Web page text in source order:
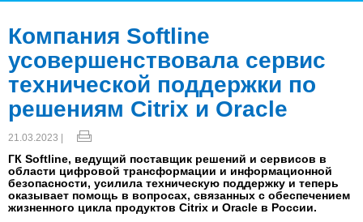
Компания Softline
усовершенствовала сервис
технической поддержки по
решениям Citrix и Oracle
21.03.2023 |
ГК Softline, ведущий поставщик решений и сервисов в
области цифровой трансформации и информационной
безопасности, усилила техническую поддержку и теперь
оказывает помощь в вопросах, связанных с обеспечением
жизненного цикла продуктов Citrix и Oracle в России.